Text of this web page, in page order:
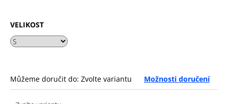
VELIKOST
Můžeme doručit do: Zvolte variantu Možnosti doručení
e
m
e
GU